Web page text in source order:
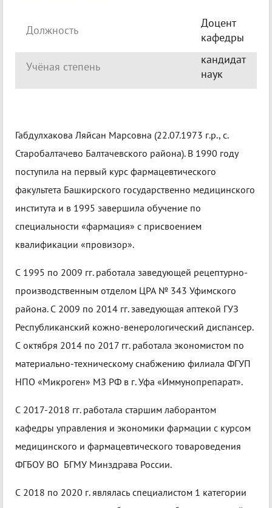
Должность
Доцент
кафедры
Учёная степень
кандидат
наук
Габдулхакова Ляйсан Марсовна (22.07.1973 г.р., с.
Старобалтачево Балтачевского района). В 1990 году
поступила на первый курс фармацевтического
факультета Башкирского государственно медицинского
института и в 1995 завершила обучение по
специальности «фармация» с присвоением
квалификации «провизор».
С 1995 по 2009 гг. работала заведующей рецептурно-
производственным отделом ЦРА № 343 Уфимского
района. С 2009 по 2014 гг. заведующая аптекой ГУЗ
Республиканский кожно-венерологический диспансер.
С октября 2014 по 2017 гг. работала экономистом по
материально-техническому снабжению филиала ФГУП
НПО «Микроген» МЗ РФ в г. Уфа «Иммунопрепарат».
С 2017-2018 гг. работала старшим лаборантом
кафедры управления и экономики фармации с курсом
медицинского и фармацевтического товароведения
ФГБОУ ВО БГМУ Минздрава России.
С 2018 по 2020 г. являлась специалистом 1 категории